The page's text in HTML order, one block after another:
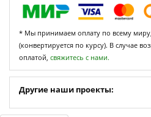
* Мы принимаем оплату по всему
(конвертируется по курсу). В случае
оплатой, свяжитесь с нами.
Другие наши проекты: